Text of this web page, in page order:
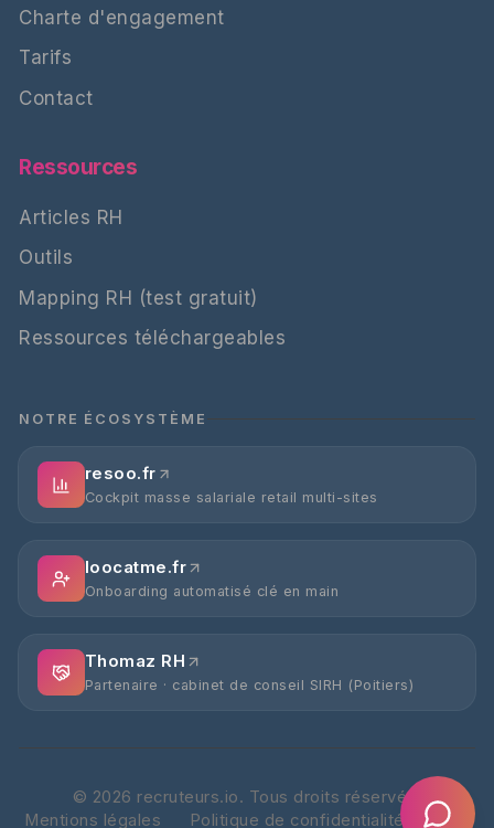
Charte d'engagement
Tarifs
Contact
Ressources
Articles RH
Outils
Mapping RH (test gratuit)
Ressources téléchargeables
NOTRE ÉCOSYSTÈME
resoo.fr
Cockpit masse salariale retail multi-sites
loocatme.fr
Onboarding automatisé clé en main
Thomaz RH
Partenaire · cabinet de conseil SIRH (Poitiers)
© 2026 recruteurs.io. Tous droits réservés.
Mentions légales
Politique de confidentialité CGV